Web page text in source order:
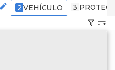
2 VEHÍCULO 3